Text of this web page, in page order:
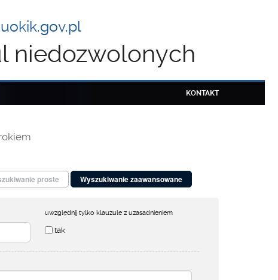
niedozwolonych
KONTAKT
proste Wyszukiwanie zaawansowane
uwzględnij tylko klauzule z uzasadnieniem
tak